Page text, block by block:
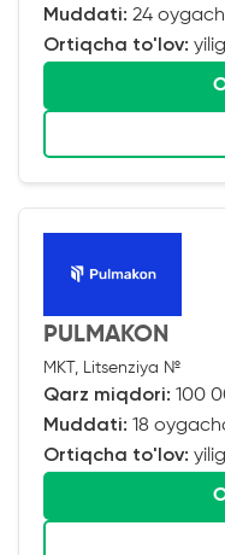
Tadbirkorlar uchun
O‘zini o‘zi band
Muddati: 24
Ortiqcha to'lov:
PULMAKON
MKT, Litsenziya №
Qarz miqdori: 100
Muddati: 18
Ortiqcha to'lov: